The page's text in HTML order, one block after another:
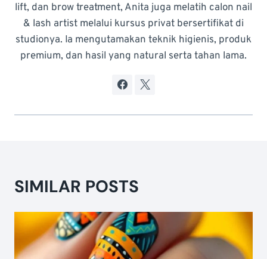
lift, dan brow treatment, Anita juga melatih calon nail
& lash artist melalui kursus privat bersertifikat di
studionya. Ia mengutamakan teknik higienis, produk
premium, dan hasil yang natural serta tahan lama.
SIMILAR POSTS